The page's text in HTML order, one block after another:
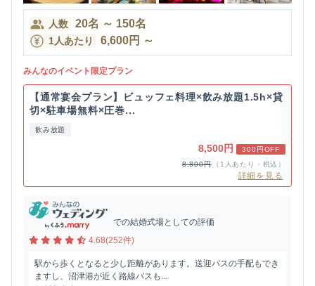
人数 20名 ～ 150名
1人あたり 6,600円 ～
みんなのイベント限定プラン
【通常宴会プラン】ビュッフェ料理×飲み放題1.5h×貸
切×駐車場無料×圧巻...
飲み放題
8,500円
300円OFF
8,800円
（1人あたり・税込）
詳細を見る
での結婚式場としての評価
4.68(252件)
駅から歩くとなると少し距離があります。送迎バスの手配もでき
ますし、沼津港が近く路線バスも...